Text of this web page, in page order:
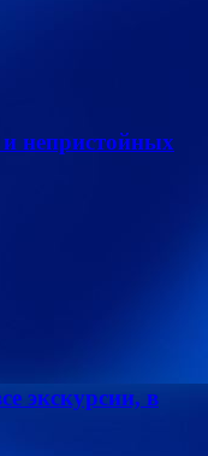
непристойных
экскурсии, в